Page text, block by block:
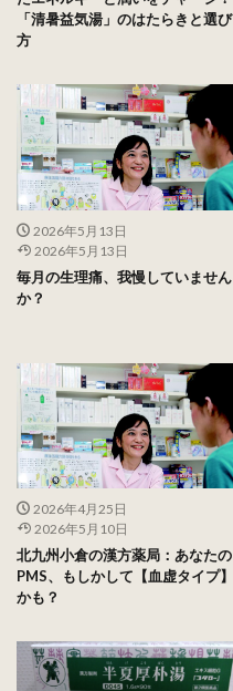
「清暑益気湯」のはたらきと選び
方
2026年5月13日
2026年5月13日
毎月の生理痛、我慢していません
か？
2026年4月25日
2026年5月10日
北九州小倉の漢方薬局：あなたの
PMS、もしかして【血虚タイプ】
かも？